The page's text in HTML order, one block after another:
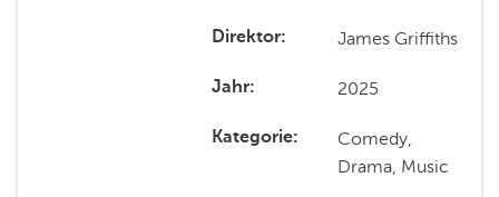
Direktor James Griffiths
Jahr 2025
Kategorie
Comedy,
Drama, Music